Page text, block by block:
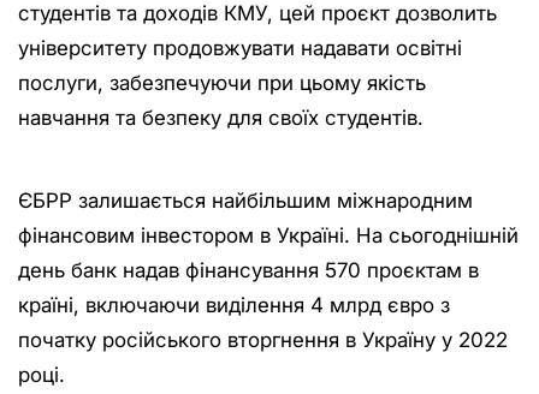
студентів та доходів КМУ, цей проєкт дозволить
університету продовжувати надавати освітні
послуги, забезпечуючи при цьому якість
навчання та безпеку для своїх студентів.
ЄБРР залишається найбільшим міжнародним
фінансовим інвестором в Україні. На сьогоднішній
день банк надав фінансування 570 проєктам в
країні, включаючи виділення 4 млрд євро з
початку російського вторгнення в Україну у 2022
році.